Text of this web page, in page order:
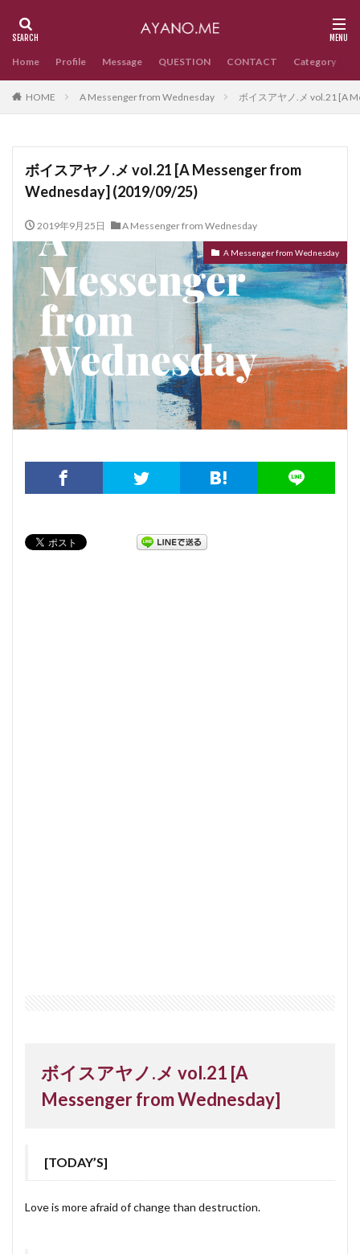
Home Profile Message QUESTION CONTACT Category
HOME A Messenger from Wednesday ボイスアヤノ.メ vol.21 [A
ボイスアヤノ.メ vol.21 [A Messenger from
Wednesday] (2019/09/25)
2019年9月25日 A Messenger from Wednesday
A Messenger from Wednesday
ボイスアヤノ.メ vol.21 [A
Messenger from Wednesday]
[TODAY’S]
Love is more afraid of change than destruction.